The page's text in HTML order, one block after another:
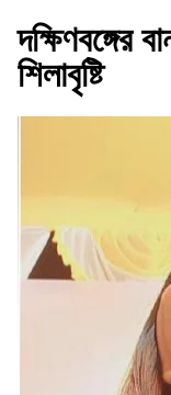
দক্ষিণবঙ্গের
শিলাবৃষ্টি